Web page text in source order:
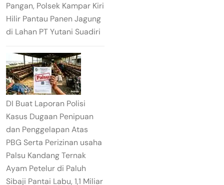
Pangan, Polsek Kampar Kiri
Hilir Pantau Panen Jagung
di Lahan PT Yutani Suadiri
DI Buat Laporan Polisi
Kasus Dugaan Penipuan
dan Penggelapan Atas
PBG Serta Perizinan usaha
Palsu Kandang Ternak
Ayam Petelur di Paluh
Sibaji Pantai Labu, 1,1 Miliar